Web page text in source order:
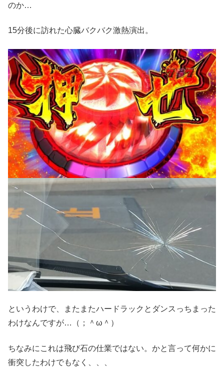
のか…
15分後に訪れた心臓バクバク激熱演出。
というわけで、またまたハードラックとダンスっちまった
わけなんですが…（；＾ω＾）
ちなみにこれは飛び石の仕業ではない。かと言って何かに
衝突したわけでもなく、、、